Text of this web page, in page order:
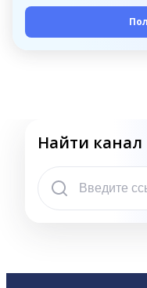
Найти канал